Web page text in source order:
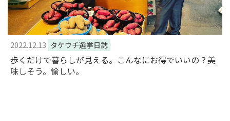
2022.12.13 タケウチ選挙日誌
歩くだけで暮らしが見える。こんなにお得でいいの？美
味しそう。愉しい。